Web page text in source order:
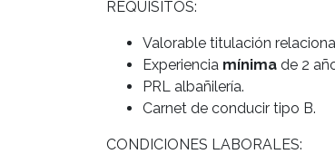
REQUISITOS:
Valorable titulación
Experiencia mínima de 2
PRL albañilería.
Carnet de conducir tipo B.
CONDICIONES LABORALES: